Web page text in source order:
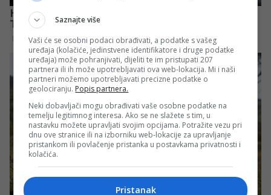
Saznajte više
Vaši će se osobni podaci obrađivati, a podatke s vašeg
uređaja (kolačiće, jedinstvene identifikatore i druge podatke
uređaja) može pohranjivati, dijeliti te im pristupati 207
partnera ili ih može upotrebljavati ova web-lokacija. Mi i naši
partneri možemo upotrebljavati precizne podatke o
geolociranju. Popis partnera.
Neki dobavljači mogu obrađivati vaše osobne podatke na
temelju legitimnog interesa. Ako se ne slažete s tim, u
nastavku možete upravljati svojim opcijama. Potražite vezu pri
dnu ove stranice ili na izborniku web-lokacije za upravljanje
pristankom ili povlačenje pristanka u postavkama privatnosti i
kolačića.
Pristanak